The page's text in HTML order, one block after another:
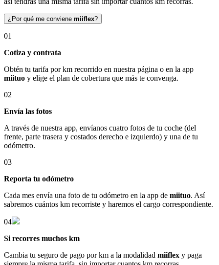
¿Por qué me conviene miiflex?
01
Cotiza y contrata
Obtén tu tarifa por km recorrido en nuestra página o en la app
miituo y elige el plan de cobertura que más te convenga.
02
Envía las fotos
A través de nuestra app, envíanos cuatro fotos de tu coche (del
frente, parte trasera y costados derecho e izquierdo) y una de tu
odómetro.
03
Reporta tu odómetro
Cada mes envía una foto de tu odómetro en la app de miituo. Así
sabremos cuántos km recorriste y haremos el cargo correspondiente.
04
Si recorres muchos km
Cambia tu seguro de pago por km a la modalidad miiflex y paga